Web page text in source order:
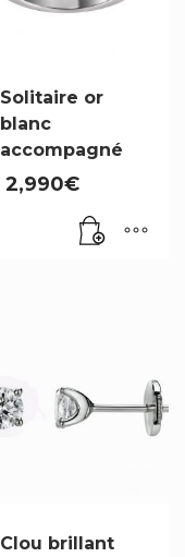
Solitaire or
blanc
accompagné
2,990€
Clou brillant